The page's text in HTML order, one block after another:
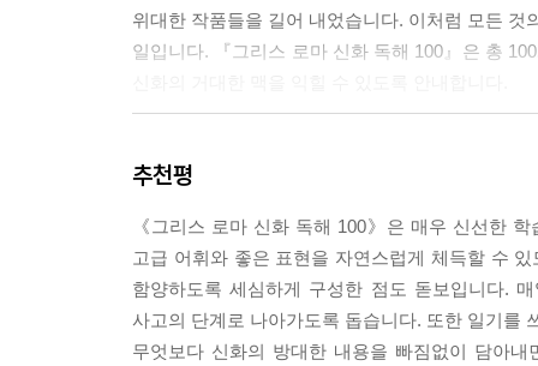
위대한 작품들을 길어 내었습니다. 이처럼 모든
일입니다. 『그리스 로마 신화 독해 100』은 총
그리스 로마 신화의 인물과 배경지식 쏙쏙
『그리스 로마 신화 독해 100』은 6권으로 구성
편의 신화 이야기를 읽으며 인문·교양 지식을 쌓
하브루타 문제를 통해 다양한 관점에서 토론하
추천평
《그리스 로마 신화 독해 100》은 매우 신선한
고급 어휘와 좋은 표현을 자연스럽게 체득할 수
함양하도록 세심하게 구성한 점도 돋보입니다.
사고의 단계로 나아가도록 돕습니다. 또한 일기를
무엇보다 신화의 방대한 내용을 빠짐없이 담아